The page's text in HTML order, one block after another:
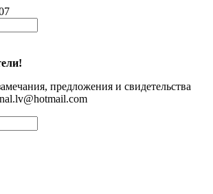
предложения и свидетельства